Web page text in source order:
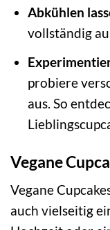
Abkühlen
vollständig
probiere
aus. So
Vegane
Vegane
auch vielseitig